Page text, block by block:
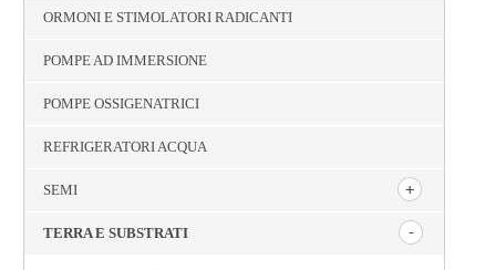
ORMONI E STIMOLATORI RADICANTI
POMPE AD IMMERSIONE
POMPE OSSIGENATRICI
REFRIGERATORI ACQUA
SEMI
TERRA E SUBSTRATI